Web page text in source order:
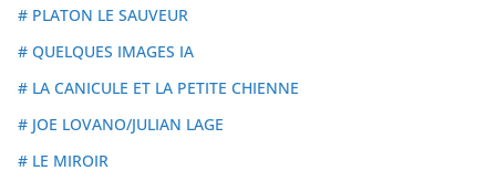
# PLATON LE SAUVEUR
# QUELQUES IMAGES IA
# LA CANICULE ET LA PETITE CHIENNE
# JOE LOVANO/JULIAN LAGE
# LE MIROIR